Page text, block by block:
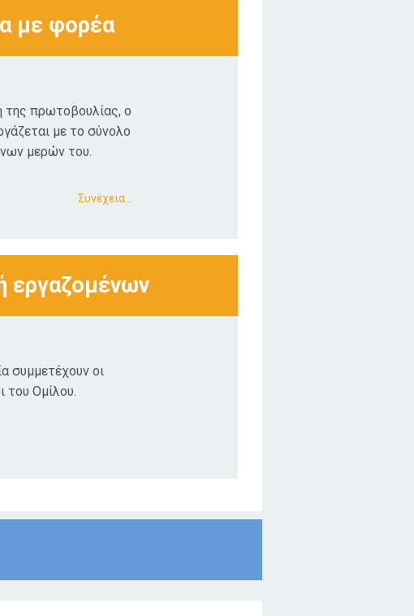
με φορέα
της πρωτοβουλίας, ο
με το σύνολο
μερών του.
Συνέχεια…
εργαζομένων
συμμετέχουν οι
του Ομίλου.